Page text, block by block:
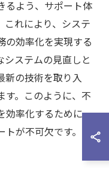
るよう、サポート体
これにより、システ
の効率化を実現する
システムの見直しと
新の技術を取り入
す。このように、不
効率化するために
が不可欠です。